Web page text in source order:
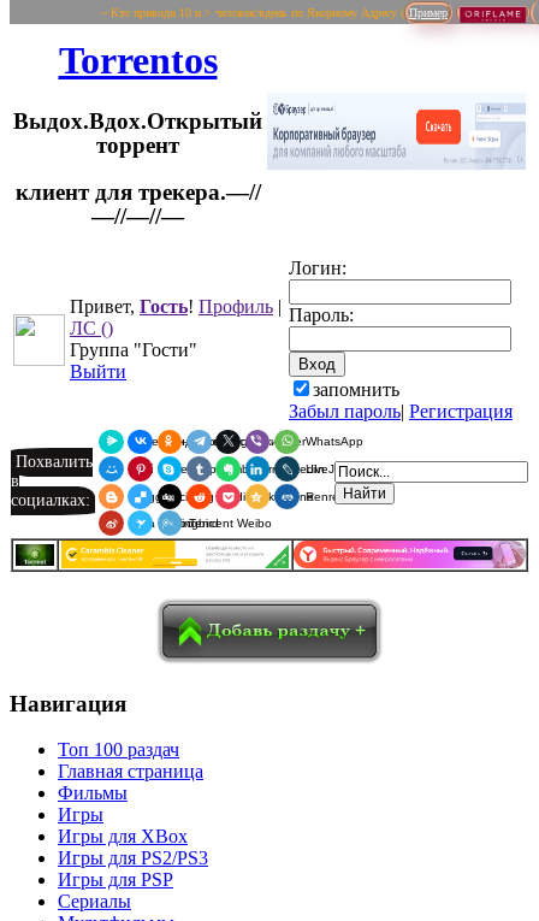
~ Кто приводи 10 и > человек/вдень по Якорному Адресу ( Пример
Torrentos
Выдох.Вдох.Открытый
торрент
Привет, Гость! Профиль |
ЛС ()
Группа "Гости"
Выйти
Логин:
Пароль:
запомнить
Забыл пароль| Регистрация
Похвалить
в
социалках:
Я.Мессенджер
ВКонтакте
Одноклассники
Telegram
X ViberWhatsApp
Мой МирPinterest
SkypeTumblrEvernoteLinkedInLiveJournal
BloggerDelicious
Digg redditPocketQzoneRenren
Sina Weibo
SurfingbirdTencent Weibo
Навигация
Топ 100 раздач
Главная страница
Фильмы
Игры
Игры для XBox
Игры для PS2/PS3
Игры для PSP
Сериалы